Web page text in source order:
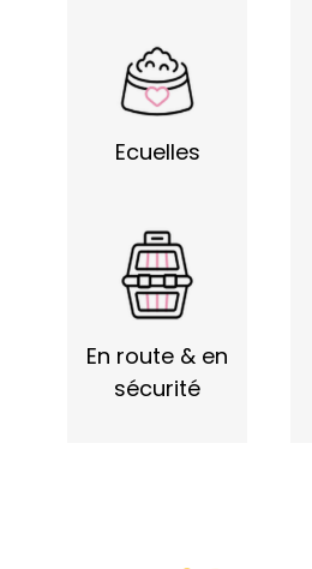
Ecuelles
En route & en
sécurité